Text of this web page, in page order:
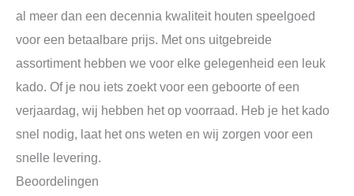
al meer dan een decennia kwaliteit houten speelgoed
voor een betaalbare prijs. Met ons uitgebreide
assortiment hebben we voor elke gelegenheid een leuk
kado. Of je nou iets zoekt voor een geboorte of een
verjaardag, wij hebben het op voorraad. Heb je het kado
snel nodig, laat het ons weten en wij zorgen voor een
snelle levering.
Beoordelingen